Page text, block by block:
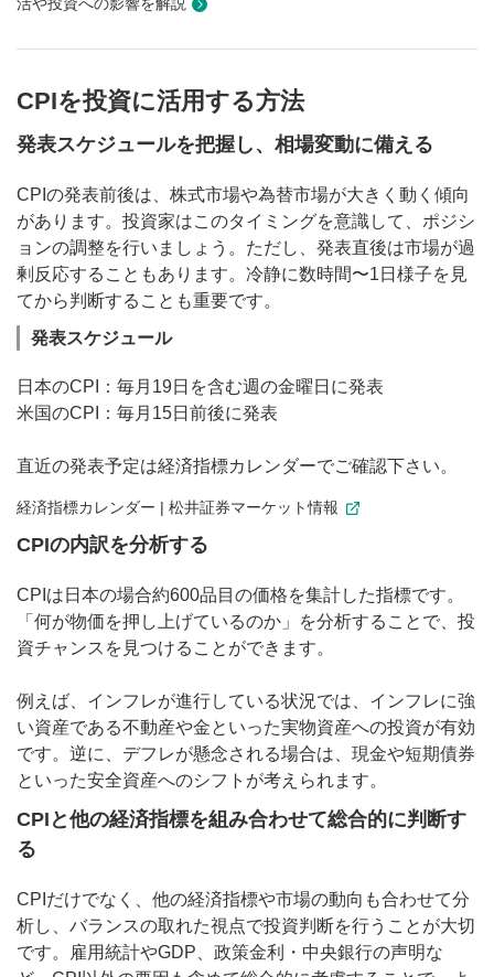
CPIを投資に活用する方法
発表スケジュールを把握し、相場変動に備える
CPIの発表前後は、株式市場や為替市場が大きく動く傾向
があります。投資家はこのタイミングを意識して、ポジシ
ョンの調整を行いましょう。ただし、発表直後は市場が過
剰反応することもあります。冷静に数時間〜1日様子を見
てから判断することも重要です。
発表スケジュール
日本のCPI：毎月19日を含む週の金曜日に発表
米国のCPI：毎月15日前後に発表
直近の発表予定は経済指標カレンダーでご確認下さい。
経済指標カレンダー | 松井証券マーケット情報
CPIの内訳を分析する
CPIは日本の場合約600品目の価格を集計した指標です。
「何が物価を押し上げているのか」を分析することで、投
資チャンスを見つけることができます。
例えば、インフレが進行している状況では、インフレに強
い資産である不動産や金といった実物資産への投資が有効
です。逆に、デフレが懸念される場合は、現金や短期債券
といった安全資産へのシフトが考えられます。
CPIと他の経済指標を組み合わせて総合的に判断す
る
CPIだけでなく、他の経済指標や市場の動向も合わせて分
析し、バランスの取れた視点で投資判断を行うことが大切
です。雇用統計やGDP、政策金利・中央銀行の声明な